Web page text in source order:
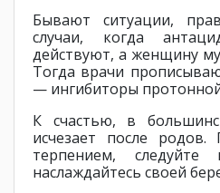
Бывают ситуации,
случаи, когда
действуют, а женщину
Тогда врачи
— ингибиторы
К счастью, в
исчезает после родов.
терпением,
наслаждайтесь своей